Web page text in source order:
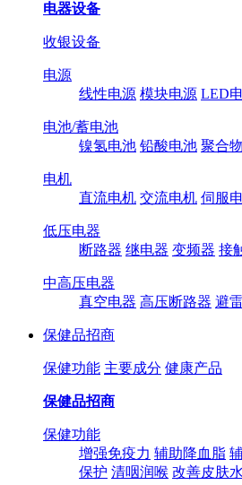
电器设备
收银设备
电源
线性电源 模块电源 LED
电池/蓄电池
镍氢电池 铅酸电池 聚合
电机
直流电机 交流电机 伺服
低压电器
断路器 继电器 变频器 接
中高压电器
真空电器 高压断路器 避
保健品招商
保健功能 主要成分 健康产品
保健品招商
保健功能
增强免疫力 辅助降血脂
保护 清咽润喉 改善皮肤